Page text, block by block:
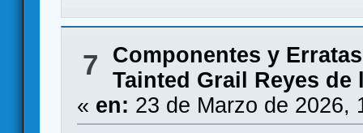
7 Componentes y Erratas
Tainted Grail Reyes de
« en: 23 de Marzo de 2026,